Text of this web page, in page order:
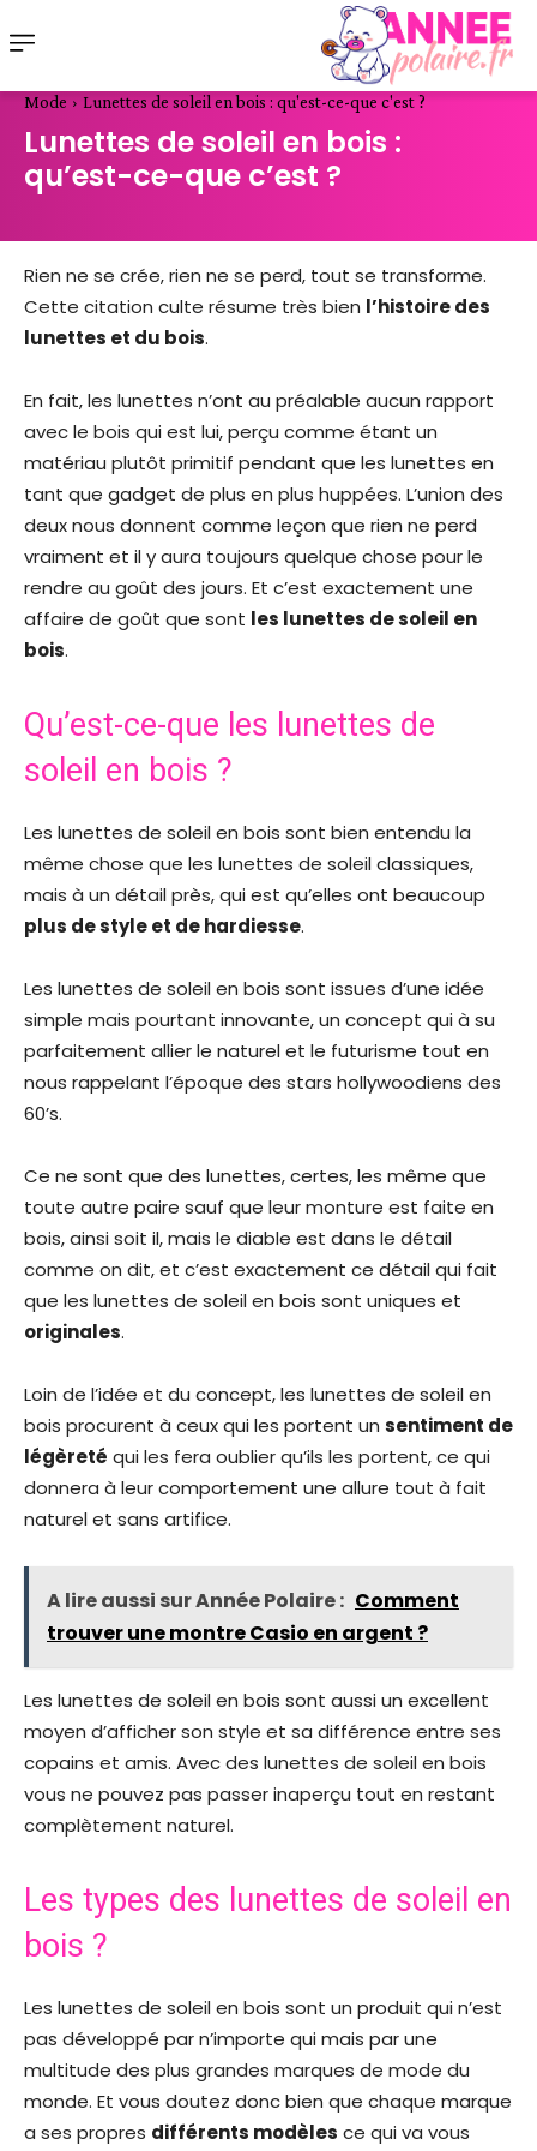
Mode Lunettes de soleil en bois : qu'est-ce-que c'est ?
Lunettes de soleil en bois :
qu’est-ce-que c’est ?
Rien ne se crée, rien ne se perd, tout se transforme.
Cette citation culte résume très bien l’histoire des
lunettes et du bois.
En fait, les lunettes n’ont au préalable aucun rapport
avec le bois qui est lui, perçu comme étant un
matériau plutôt primitif pendant que les lunettes en
tant que gadget de plus en plus huppées. L’union des
deux nous donnent comme leçon que rien ne perd
vraiment et il y aura toujours quelque chose pour le
rendre au goût des jours. Et c’est exactement une
affaire de goût que sont les lunettes de soleil en
bois.
Qu’est-ce-que les lunettes de
soleil en bois ?
Les lunettes de soleil en bois sont bien entendu la
même chose que les lunettes de soleil classiques,
mais à un détail près, qui est qu’elles ont beaucoup
plus de style et de hardiesse.
Les lunettes de soleil en bois sont issues d’une idée
simple mais pourtant innovante, un concept qui à su
parfaitement allier le naturel et le futurisme tout en
nous rappelant l’époque des stars hollywoodiens des
60’s.
Ce ne sont que des lunettes, certes, les même que
toute autre paire sauf que leur monture est faite en
bois, ainsi soit il, mais le diable est dans le détail
comme on dit, et c’est exactement ce détail qui fait
que les lunettes de soleil en bois sont uniques et
originales.
Loin de l’idée et du concept, les lunettes de soleil en
bois procurent à ceux qui les portent un sentiment de
légèreté qui les fera oublier qu’ils les portent, ce qui
donnera à leur comportement une allure tout à fait
naturel et sans artifice.
A lire aussi sur Année Polaire : Comment
trouver une montre Casio en argent ?
Les lunettes de soleil en bois sont aussi un excellent
moyen d’afficher son style et sa différence entre ses
copains et amis. Avec des lunettes de soleil en bois
vous ne pouvez pas passer inaperçu tout en restant
complètement naturel.
Les types des lunettes de soleil en
bois ?
Les lunettes de soleil en bois sont un produit qui n’est
pas développé par n’importe qui mais par une
multitude des plus grandes marques de mode du
monde. Et vous doutez donc bien que chaque marque
a ses propres différents modèles ce qui va vous